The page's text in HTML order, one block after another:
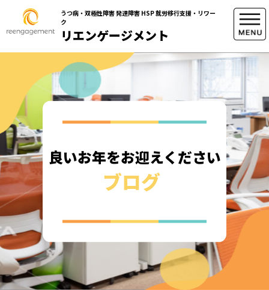
うつ病・双極性障害 発達障害 HSP 就労移行支援・リワー
ク
リエンゲージメント
良いお年をお迎えください
ブログ